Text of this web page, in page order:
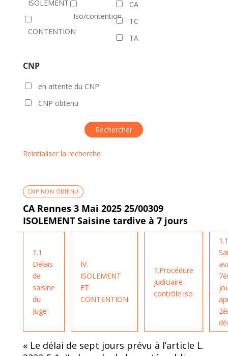
ISOLEMENT
CONTENTION
Iso/contention
CA
TC
TA
CNP
en attente du CNP
CNP obtenu
Reintialiser la recherche
CNP NON OBTENU
CA Rennes 3 Mai 2025 25/00309
ISOLEMENT Saisine tardive à 7 jours
1.1
Délais
de
saisine
du
Juge
IV.
ISOLEMENT
ET
CONTENTION
1.Procédure
judiciaire
contrôle iso
« Le délai de sept jours prévu à l’article L.